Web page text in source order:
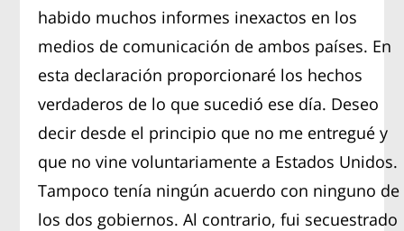
habido muchos informes inexactos en los
medios de comunicación de ambos países. En
esta declaración proporcionaré los hechos
verdaderos de lo que sucedió ese día. Deseo
decir desde el principio que no me entregué y
que no vine voluntariamente a Estados Unidos.
Tampoco tenía ningún acuerdo con ninguno de
los dos gobiernos. Al contrario, fui secuestrado